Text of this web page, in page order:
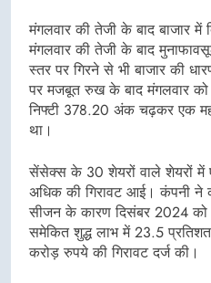
मंगलवार की तेजी के बाद बाजार में
मंगलवार की तेजी के बाद
स्तर पर गिरने से भी बाजार की
पर मजबूत रुख के बाद मंगलवार
निफ्टी 378.20 अंक चढ़कर एक
था।
सेंसेक्स के 30 शेयरों वाले शेयरों में
अधिक की गिरावट आई। कंपनी ने
सीजन के कारण दिसंबर 2024 को
समेकित शुद्ध लाभ में 23.5
करोड़ रुपये की गिरावट दर्ज की।